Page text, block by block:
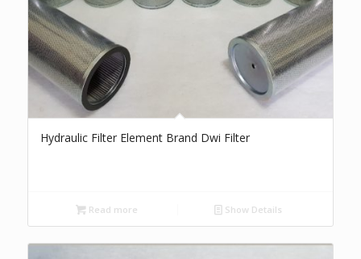
Hydraulic Filter Element Brand Dwi Filter
Read more Show Details